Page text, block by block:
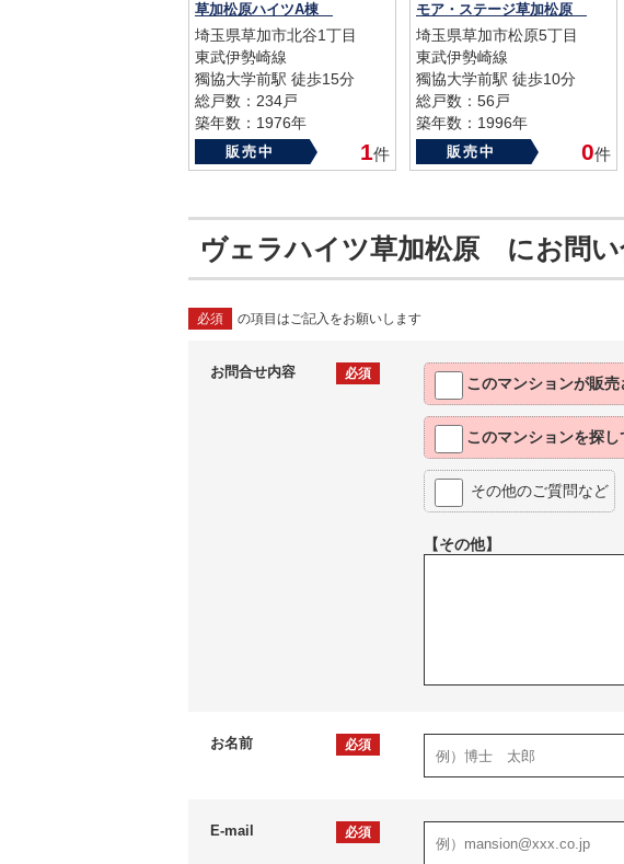
草加松原ハイツA棟
埼玉県草加市北谷1丁目
東武伊勢崎線
獨協大学前駅 徒歩15分
総戸数：234戸
築年数：1976年
販売中 1件
モア・ステージ草加松原
埼玉県草加市松原5丁目
東武伊勢崎線
獨協大学前駅 徒歩10分
総戸数：56戸
築年数：1996年
販売中 0件
ヴェラハイツ草加松原 にお問い
必須 の項目はご記入をお願いします
お問合せ内容 必須
このマンションが販売
このマンションを探し
その他のご質問など
【その他】
お名前 必須
E-mail 必須